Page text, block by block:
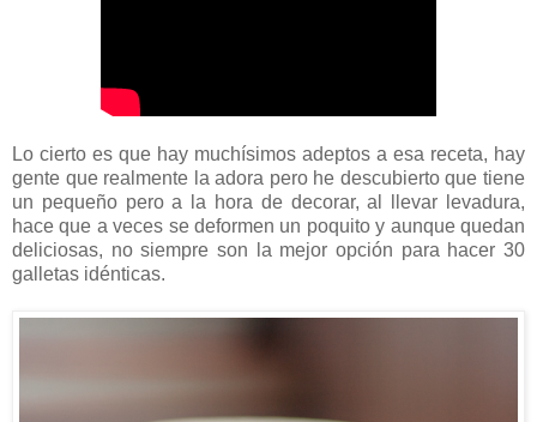
Lo cierto es que hay muchísimos adeptos a esa receta, hay
gente que realmente la adora pero he descubierto que tiene
un pequeño pero a la hora de decorar, al llevar levadura,
hace que a veces se deformen un poquito y aunque quedan
deliciosas, no siempre son la mejor opción para hacer 30
galletas idénticas.